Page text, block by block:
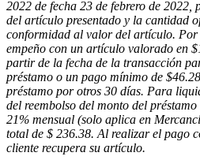
2022 de fecha 23 de febrero de 2022,
del artículo presentado y la cantidad
conformidad al valor del artículo. Por
empeño con un artículo valorado en
partir de la fecha de la transacción
préstamo o un pago mínimo de
préstamo por otros 30 días. Para
del reembolso del monto del
21% mensual (solo aplica en
total de $ 236.38. Al realizar el pago
cliente recupera su artículo.